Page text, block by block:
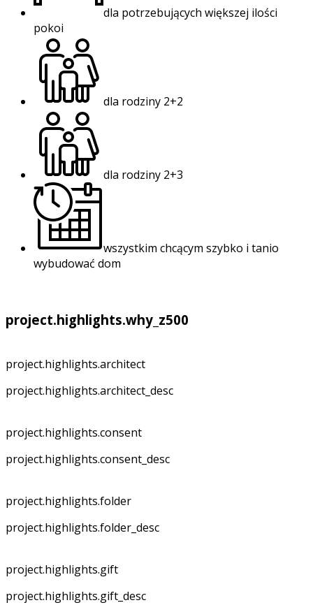
dla potrzebujących większej ilości
pokoi
dla rodziny 2+2
dla rodziny 2+3
wszystkim chcącym szybko i tanio
wybudować dom
project.highlights.why_z500
project.highlights.architect
project.highlights.architect_desc
project.highlights.consent
project.highlights.consent_desc
project.highlights.folder
project.highlights.folder_desc
project.highlights.gift
project.highlights.gift_desc